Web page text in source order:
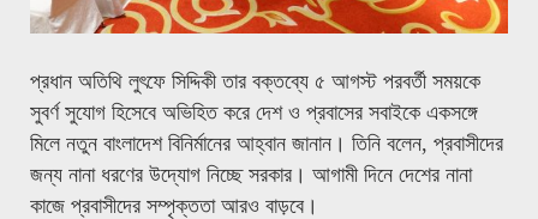
প্রধান অতিথি লুৎফে সিদ্দিকী তার বক্তব্যে ৫ আগস্ট পরবর্তী সময়কে
সুবর্ণ সুযোগ হিসেবে অভিহিত করে দেশ ও প্রবাসের সবাইকে একসঙ্গে
মিলে নতুন বাংলাদেশ বিনির্মানের আহ্বান জানান। তিনি বলেন, প্রবাসীদের
জন্য নানা ধরণের উদ্যোগ নিচ্ছে সরকার। আগামী দিনে দেশের নানা
কাজে প্রবাসীদের সম্পৃক্ততা আরও বাড়বে।